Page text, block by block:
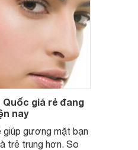
Quốc giá rẻ đang
nay
giúp gương mặt bạn
trẻ trung hơn. So